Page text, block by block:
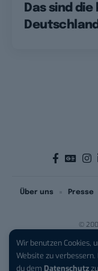
Wir benutzen Cookies,
Website zu
du dem Datenschutz
Das sind
©
Über uns Presse
iPhone 17
200 €